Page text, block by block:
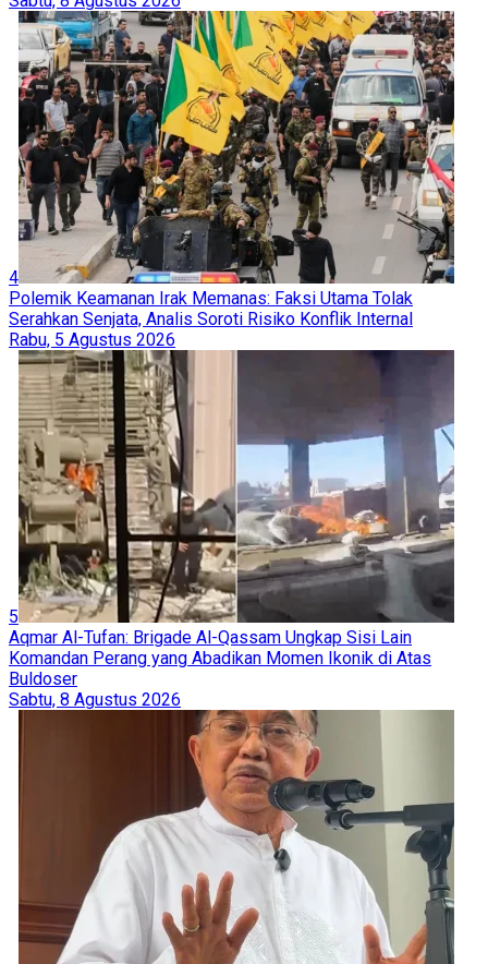
4
Polemik Keamanan Irak Memanas: Faksi Utama Tolak
Serahkan Senjata, Analis Soroti Risiko Konflik Internal
Rabu, 5 Agustus 2026
5
Aqmar Al-Tufan: Brigade Al-Qassam Ungkap Sisi Lain
Komandan Perang yang Abadikan Momen Ikonik di Atas
Buldoser
Sabtu, 8 Agustus 2026